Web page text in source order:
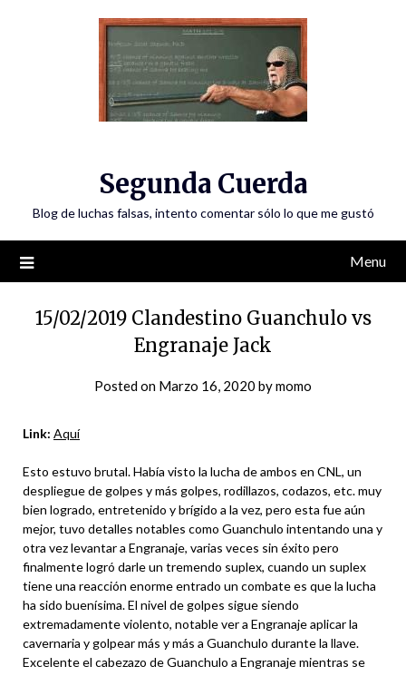
Segunda Cuerda
Blog de luchas falsas, intento comentar sólo lo que me gustó
Menu
15/02/2019 Clandestino Guanchulo vs
Engranaje Jack
Posted on Marzo 16, 2020 bymomo
Link: Aquí
Esto estuvo brutal. Había visto la lucha de ambos en CNL, un
despliegue de golpes y más golpes, rodillazos, codazos, etc. muy
bien logrado, entretenido y brígido a la vez, pero esta fue aún
mejor, tuvo detalles notables como Guanchulo intentando una y
otra vez levantar a Engranaje, varias veces sin éxito pero
finalmente logró darle un tremendo suplex, cuando un suplex
tiene una reacción enorme entrado un combate es que la lucha
ha sido buenísima. El nivel de golpes sigue siendo
extremadamente violento, notable ver a Engranaje aplicar la
cavernaria y golpear más y más a Guanchulo durante la llave.
Excelente el cabezazo de Guanchulo a Engranaje mientras se